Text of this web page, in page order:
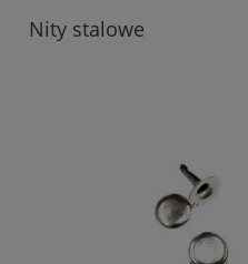
Nity stalowe